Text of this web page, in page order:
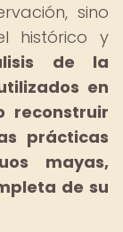
sino
histórico y
de la
en
reconstruir
prácticas
mayas,
de su